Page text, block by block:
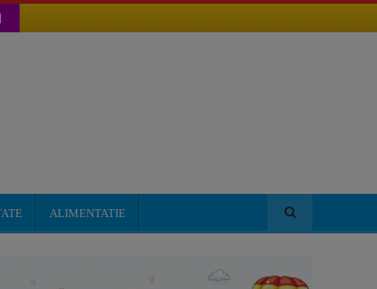
ALIMENTATIE